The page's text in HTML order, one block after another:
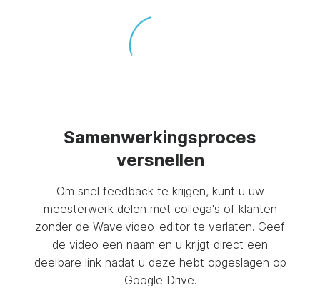
Samenwerkingsproces
versnellen
Om snel feedback te krijgen, kunt u uw
meesterwerk delen met collega's of klanten
zonder de Wave.video-editor te verlaten. Geef
de video een naam en u krijgt direct een
deelbare link nadat u deze hebt opgeslagen op
Google Drive.